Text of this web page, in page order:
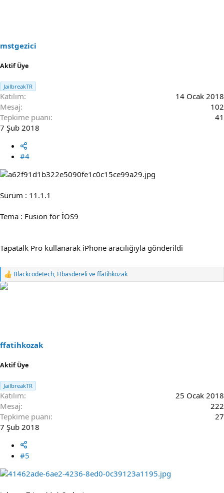
:
mstgezici
Aktif Üye
JailbreakTR
Katılım
14 Ocak 2018
Mesaj
102
Tepkime puanı
41
7 Şub 2018
#4
Sürüm : 11.1.1
Tema : Fusion for İOS9
Tapatalk Pro kullanarak iPhone aracılığıyla gönderildi
R
e
s
:
Blackcodetech, Hbasdereli veffatihkozak
ffatihkozak
Aktif Üye
JailbreakTR
Katılım
25 Ocak 2018
Mesaj
222
Tepkime puanı
27
7 Şub 2018
#5